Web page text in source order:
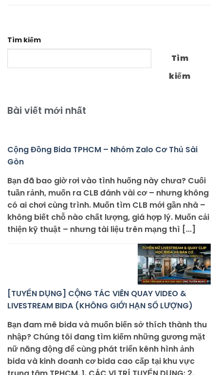
Tìm kiếm
Tìm
kiếm
Bài viết mới nhất
Cộng Đồng Bida TPHCM – Nhóm Zalo Cơ Thủ Sài
Gòn
Bạn đã bao giờ rơi vào tình huống này chưa? Cuối
tuần rảnh, muốn ra CLB đánh vài cơ – nhưng không
có ai chơi cùng trình. Muốn tìm CLB mới gần nhà –
không biết chỗ nào chất lượng, giá hợp lý. Muốn cải
thiện kỹ thuật – nhưng tài liệu trên mạng thì [...]
[TUYỂN DỤNG] CỘNG TÁC VIÊN QUAY VIDEO &
LIVESTREAM BIDA (KHÔNG GIỚI HẠN SỐ LƯỢNG)
Bạn đam mê bida và muốn biến sở thích thành thu
nhập? Chúng tôi đang tìm kiếm những gương mặt
nữ năng động để cùng phát triển kênh hình ảnh
bida và kinh doanh cơ bida cao cấp tại khu vực